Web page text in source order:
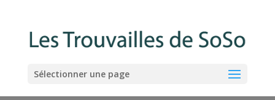
Sélectionner une page